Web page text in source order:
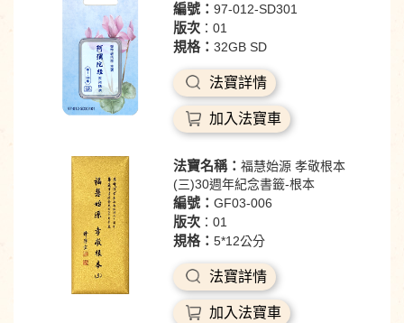
編號： 97-012-SD301
版次：01
規格： 32GB SD
法寶詳情
加入法寶車
法寶名稱： 福慧始源 孝敬根本
(三)30週年紀念書籤-根本
編號： GF03-006
版次：01
規格： 5*12公分
法寶詳情
加入法寶車